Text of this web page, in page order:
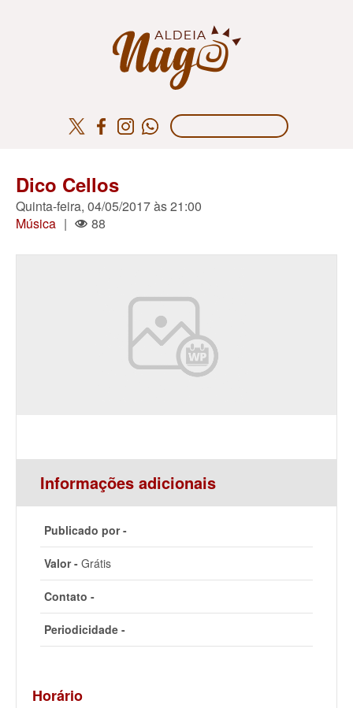
Dico Cellos
Quinta-feira, 04/05/2017 às 21:00
Música | 88
Informações adicionais
Publicado por -
Valor - Grátis
Contato -
Periodicidade -
Horário